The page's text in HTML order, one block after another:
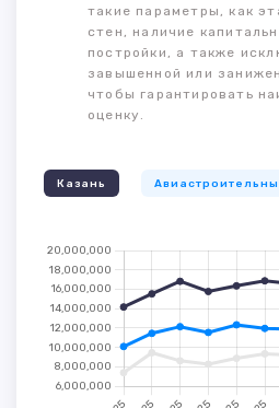
такие параметры, как
стен, наличие
постройки, а также
завышенной или
чтобы гарантировать
оценку.
Казань